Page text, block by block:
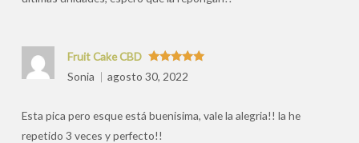
Valorado
con5de 5
Fruit Cake CBD
Sonia
agosto 30, 2022
Esta pica pero esque está buenisima, vale la alegria!! la he
repetido 3 veces y perfecto!!